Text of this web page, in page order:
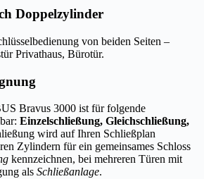
Doppelzylinder
von beiden Seiten –
Privathaus, Bürotür.
Bravus 3000 ist für folgende
Einzelschließung, Gleichschließung,
wird auf Ihren Schließplan
Zylindern für ein gemeinsames Schloss
kennzeichnen, bei mehreren Türen mit
als Schließanlage.